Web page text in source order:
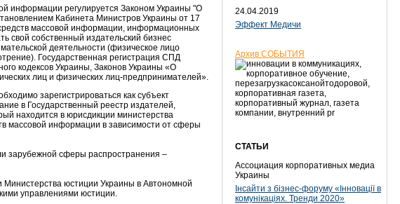
информации регулируется Законом Украины "О
Кабинета Министров Украины от 17
массовой информации, информационных
свой собственный издательский бизнес
деятельности (физическое лицо
Государственная регистрация СПД
кодексов Украины, Законов Украины «О
лиц и физических лиц-предпринимателей».
зарегистрироваться как субъект
в Государственный реестр издателей,
находится в юрисдикции министерства
массовой информации в зависимости от сферы
зарубежной сферы распространения –
юстиции Украины в Автономной
управлениями юстиции.
24.04.2019
Эффект Медичи
Архив СОБЫТИЯ
СТАТЬИ
Ассоциация корпоративных медиа
Украины
Інсайти з бізнес-форуму «Інновації в
комунікаціях. Тренди 2020»